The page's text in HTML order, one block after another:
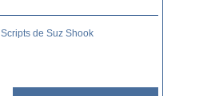
Scripts de Suz Shook